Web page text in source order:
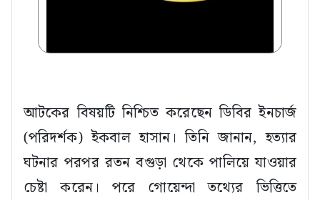
আটকের বিষয়টি নিশ্চিত করেছেন ডিবির ইনচার্জ
(পরিদর্শক) ইকবাল হাসান। তিনি জানান, হত্যার
ঘটনার পরপর রতন বগুড়া থেকে পালিয়ে যাওয়ার
চেষ্টা করেন। পরে গোয়েন্দা তথ্যের ভিত্তিতে